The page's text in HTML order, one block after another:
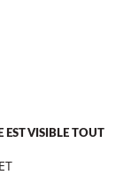
EST VISIBLE TOUT